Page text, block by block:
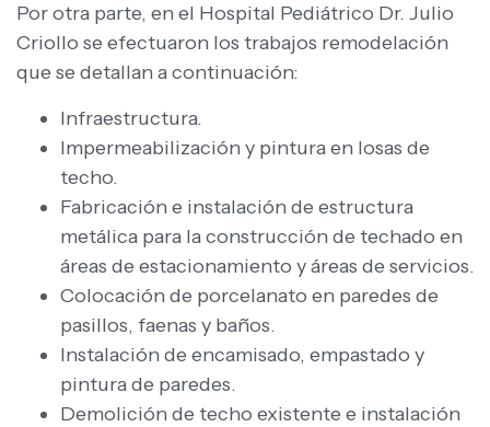
Por otra parte, en el Hospital Pediátrico Dr. Julio
Criollo se efectuaron los trabajos remodelación
que se detallan a continuación:
Infraestructura.
Impermeabilización y pintura en losas de
techo.
Fabricación e instalación de estructura
metálica para la construcción de techado en
áreas de estacionamiento y áreas de servicios.
Colocación de porcelanato en paredes de
pasillos, faenas y baños.
Instalación de encamisado, empastado y
pintura de paredes.
Demolición de techo existente e instalación